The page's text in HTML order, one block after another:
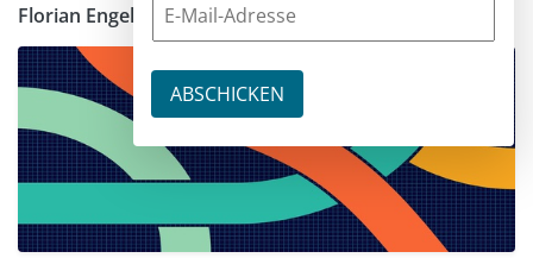
Florian Engelhardt